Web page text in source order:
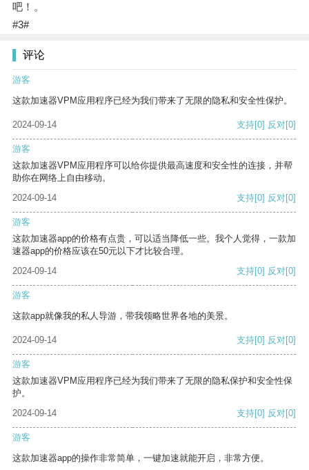
吧！。
#3#
评论
游客
这款加速器VPM应用程序已经为我们带来了无限的隐私和安全性保护。
2024-09-14 支持[0] 反对[0]
游客
这款加速器VPM应用程序可以给你提供最高速度和安全性的连接，并帮
助你在网络上自由移动。
2024-09-14
支持[0] 反对[0]
游客
这款加速器app的价格有点贵，可以适当降低一些。我个人觉得，一款加
速器app的价格应该在50元以下才比较合理。
2024-09-14
支持[0] 反对[0]
游客
这款app就像我的私人导游，带我领略世界各地的美景。
2024-09-14 支持[0] 反对[0]
游客
这款加速器VPM应用程序已经为我们带来了无限的隐私保护和安全性保
护。
2024-09-14
支持[0] 反对[0]
游客
这款加速器app的操作非常简单，一键加速就能开启，非常方便。